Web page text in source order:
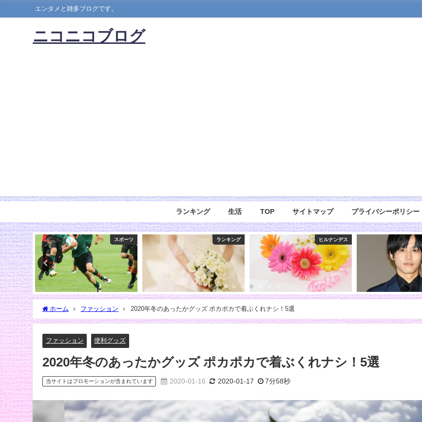
エンタメと雑多ブログです。
ニコニコブログ
ランキング 生活 TOP サイトマップ プライバシーポリシー
スポーツ ヒルナンデス 俳優
ホーム ファッション 2020年冬のあったかグッズ ポカポカで着ぶくれナシ！5選
ファッション 便利グッズ
2020年冬のあったかグッズ ポカポカで着ぶくれナシ！5選
当サイトはプロモーションが含まれています 2020-01-16 2020-01-17 7分58秒